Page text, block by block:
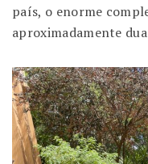
país, o enorme
aproximadamente